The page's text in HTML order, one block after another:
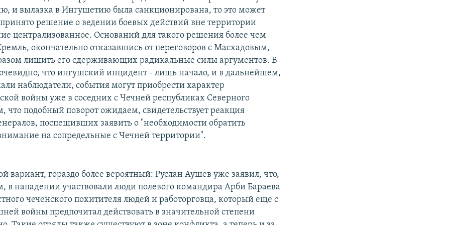
и вылазка в Ингушетию была санкционирована, то это может
принято решение о ведении боевых действий вне территории
централизованное. Оснований для такого решения более чем
окончательно отказавшись от переговоров с Масхадовым,
лишить его сдерживающих радикальные силы аргументов. В
что ингушский инцидент - лишь начало, и в дальнейшем,
наблюдатели, события могут приобрести характер
войны уже в соседних с Чечней республиках Северного
что подобный поворот ожидаем, свидетельствует реакция
поспешивших заявить о "необходимости обратить
на сопредельные с Чечней территории".
вариант, гораздо более вероятный: Руслан Аушев уже заявил, что,
в нападении участвовали люди полевого командира Арби Бараева
чеченского похитителя людей и работорговца, который еще с
войны предпочитал действовать в значительной степени